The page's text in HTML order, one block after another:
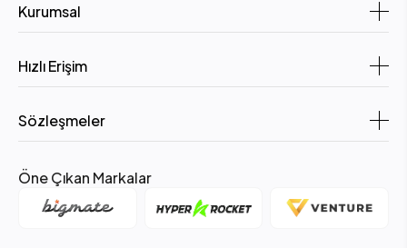
Kurumsal
Hızlı Erişim
Sözleşmeler
Öne Çıkan Markalar